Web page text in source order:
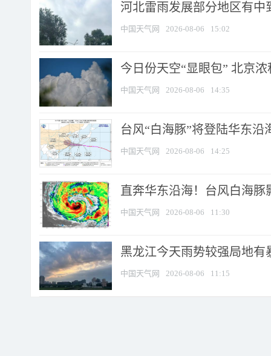
河北雷雨发展部分地区有中
中国天气网 2026-08-06 15:02
今日份天空“显眼包” 北京
中国天气网 2026-08-06 14:35
台风“白海豚”将登陆华东沿
中国天气网 2026-08-06 14:25
直奔华东沿海！台风白海豚
中国天气网 2026-08-06 11:30
黑龙江今天雨势较强局地有
中国天气网 2026-08-06 11:15